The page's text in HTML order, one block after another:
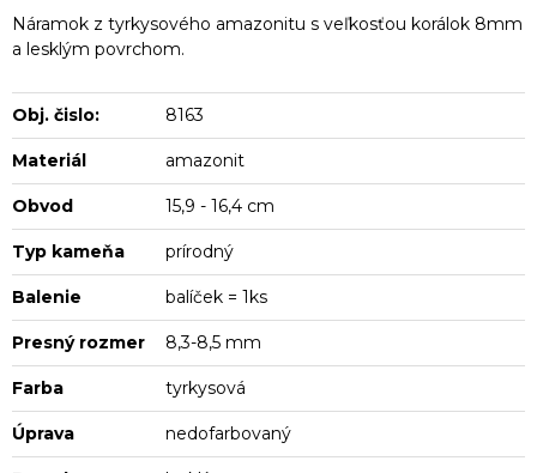
Náramok z tyrkysového amazonitu s veľkosťou korálok 8mm
a lesklým povrchom.
Obj. čislo: 8163
Materiál amazonit
Obvod 15,9 - 16,4 cm
Typ kameňa prírodný
Balenie balíček = 1ks
Presný rozmer 8,3-8,5 mm
Farba tyrkysová
Úprava nedofarbovaný